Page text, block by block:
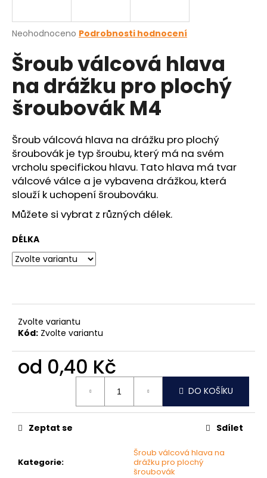
Průměrné
produktu
je
5
hvězdiček.
Neohodnoceno Podrobnosti hodnocení
Šroub válcová hlava
na drážku pro plochý
šroubovák M4
Šroub válcová hlava na drážku pro plochý
šroubovák je typ šroubu, který má na svém
vrcholu specifickou hlavu. Tato hlava má tvar
válcové válce a je vybavena drážkou, která
slouží k uchopení šroubováku.
Můžete si vybrat z různých délek.
DÉLKA
Zvolte variantu
Kód: Zvolte variantu
od 0,40 Kč
DO KOŠÍKU
Kategorie:
Šroub válcová hlava na
drážku pro plochý
šroubovák
Zeptat se Sdílet
j
t
?
HLEDAT
D
o
p
r
u
č
e
m
e
NÝT
HLAVOU
NÝTU